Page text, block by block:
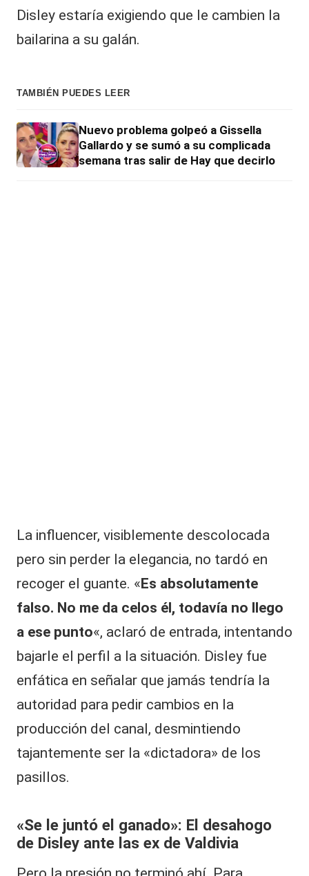
Disley estaría exigiendo que le cambien la
bailarina a su galán.
TAMBIÉN PUEDES LEER
Nuevo problema golpeó a Gissella
Gallardo y se sumó a su complicada
semana tras salir de Hay que decirlo
La influencer, visiblemente descolocada
pero sin perder la elegancia, no tardó en
recoger el guante. «Es absolutamente
falso. No me da celos él, todavía no llego
a ese punto«, aclaró de entrada, intentando
bajarle el perfil a la situación. Disley fue
enfática en señalar que jamás tendría la
autoridad para pedir cambios en la
producción del canal, desmintiendo
tajantemente ser la «dictadora» de los
pasillos.
«Se le juntó el ganado»: El desahogo
de Disley ante las ex de Valdivia